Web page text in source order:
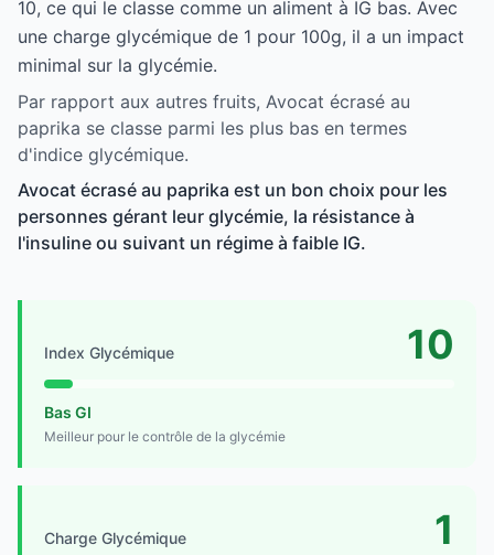
10, ce qui le classe comme un aliment à IG bas. Avec
une charge glycémique de 1 pour 100g, il a un impact
minimal sur la glycémie.
Par rapport aux autres fruits, Avocat écrasé au
paprika se classe parmi les plus bas en termes
d'indice glycémique.
Avocat écrasé au paprika est un bon choix pour les
personnes gérant leur glycémie, la résistance à
l'insuline ou suivant un régime à faible IG.
Index Glycémique 10
Bas GI
Meilleur pour le contrôle de la glycémie
Charge Glycémique 1